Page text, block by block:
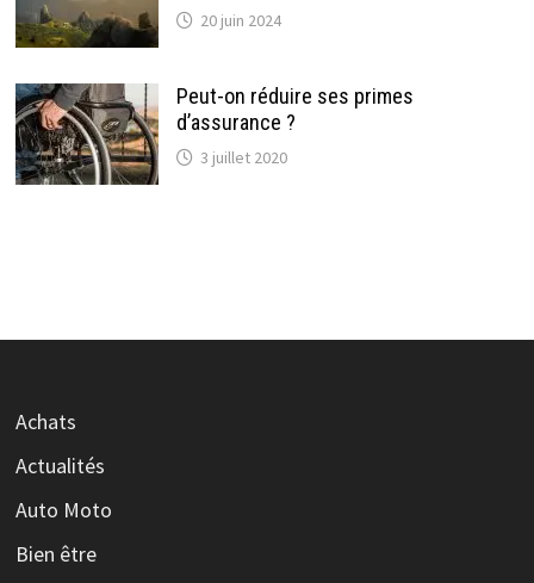
20 juin 2024
Peut-on réduire ses primes
d’assurance ?
3 juillet 2020
Achats
Actualités
Auto Moto
Bien être